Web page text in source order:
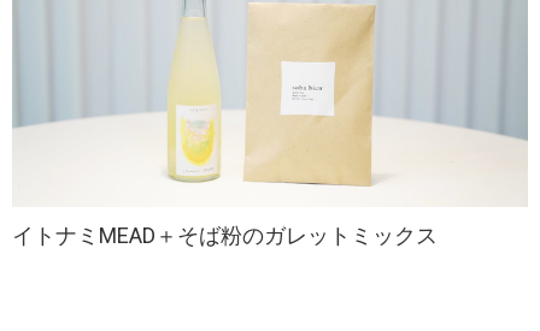
イトナミMEAD＋そば粉のガレットミックス